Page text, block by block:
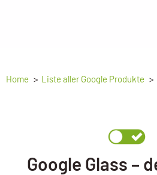
Home Liste aller Google Produkte
Google Glass –